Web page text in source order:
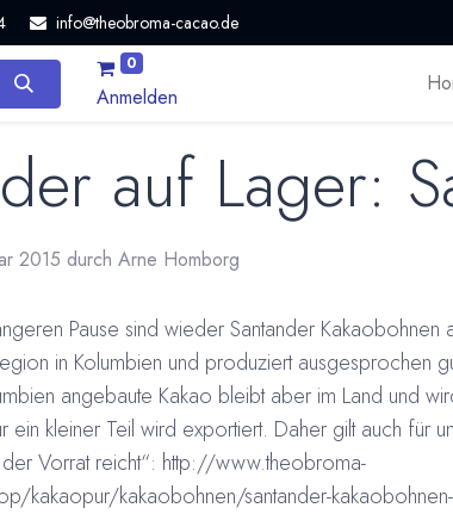
info@theobroma-cacao.de
0
Anmelden
auf Lager:
2015 durch Arne Homborg
Pause sind wieder Santander
in Kolumbien und produziert ausgesprochen
angebaute Kakao bleibt aber im Land und
ein kleiner Teil wird exportiert. Daher gilt auch für
Vorrat reicht“: http://www.theobroma-
kakaopur/kakaobohnen/santander-